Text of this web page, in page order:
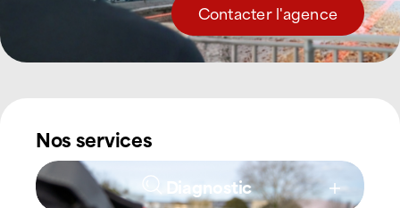
Contacter l'agence
Nos services
Diagnostic